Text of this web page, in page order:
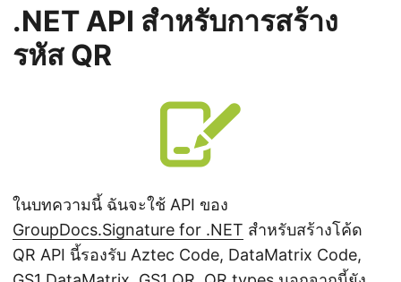
.NET API สำหรับการสร้าง
รหัส QR
ในบทความนี้ ฉันจะใช้ API ของ
GroupDocs.Signature for .NET สำหรับสร้างโค้ด
QR API นี้รองรับ Aztec Code, DataMatrix Code,